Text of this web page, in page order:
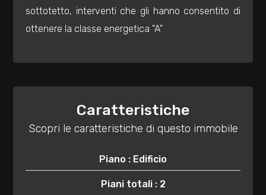
sottotetto, interventi che gli hanno consentito di
ottenere la classe energetica "A"
Caratteristiche
Scopri le caratteristiche di questo immobile
Piano : Edificio
Piani totali : 2
5+
Qualsiasi